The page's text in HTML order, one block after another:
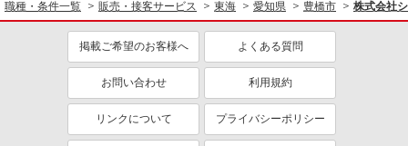
職種・条件一覧 販売・接客サービス 東海 愛知県 豊橋市 株式会社
掲載ご希望のお客様へ よくある質問
お問い合わせ 利用規約
リンクについて プライバシーポリシー